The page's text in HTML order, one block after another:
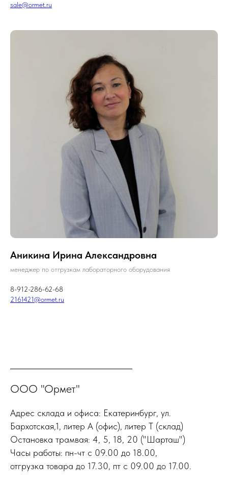
sale@ormet.ru
Аникина Ирина Александровна
менеджер по отгрузкам лабораторного оборудования
8-912-286-62-68
2161421@ormet.ru
ООО "Ормет"
Адрес склада и офиса: Екатеринбург, ул.
Бархотская,1, литер А (офис), литер Т (склад)
Остановка трамвая: 4, 5, 18, 20 ("Шарташ")
Часы работы: пн-чт с 09.00 до 18.00,
отгрузка товара до 17.30, пт с 09.00 до 17.00.